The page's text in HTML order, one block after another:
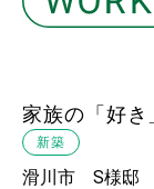
家族の「好
新築
滑川市 S様邸